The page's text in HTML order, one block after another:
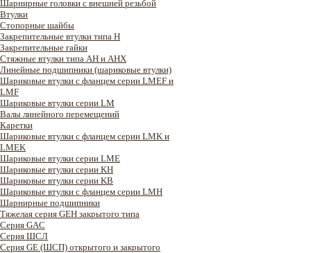
Шарнирные головки с внешней резьбой
Втулки
Стопорные шайбы
Закрепительные втулки типа H
Закрепительные гайки
Стяжные втулки типа AH и AHX
Линейные подшипники (шариковые втулки)
Шариковые втулки с фланцем серии LMEF и
LMF
Шариковые втулки серии LM
Валы линейного перемещений
Каретки
Шариковые втулки с фланцем серии LMK и
LMEK
Шариковые втулки серии LME
Шариковые втулки серии KH
Шариковые втулки серии KB
Шариковые втулки с фланцем серии LMH
Шарнирные подшипники
Тяжелая серия GEH закрытого типа
Серия GAC
Cерия ШСЛ
Серия GE (ШСП) открытого и закрытого